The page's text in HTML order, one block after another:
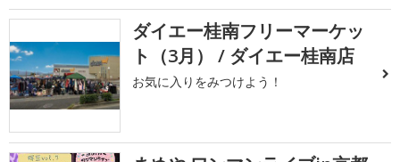
ダイエー桂南フリーマーケッ
ト（3月） / ダイエー桂南店
お気に入りをみつけよう！